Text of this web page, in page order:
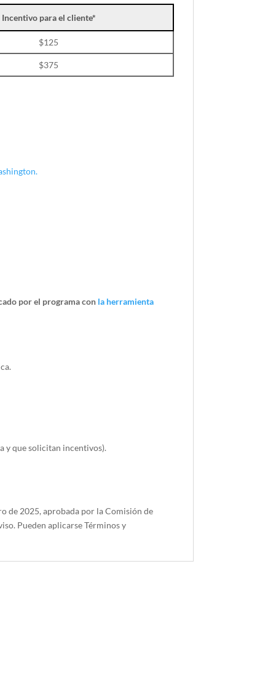
Incentivo para el cliente*
$125
$375
por el programa con la herramienta
y que solicitan incentivos).
de 2025, aprobada por la Comisión de
Pueden aplicarse Términos y